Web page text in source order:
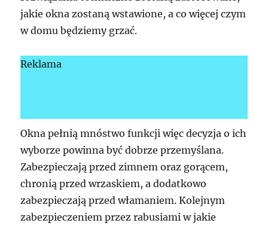
jakie okna zostaną wstawione, a co więcej czym
w domu będziemy grzać.
Reklama
Okna pełnią mnóstwo funkcji więc decyzja o ich
wyborze powinna być dobrze przemyślana.
Zabezpieczają przed zimnem oraz gorącem,
chronią przed wrzaskiem, a dodatkowo
zabezpieczają przed włamaniem. Kolejnym
zabezpieczeniem przez rabusiami w jakie